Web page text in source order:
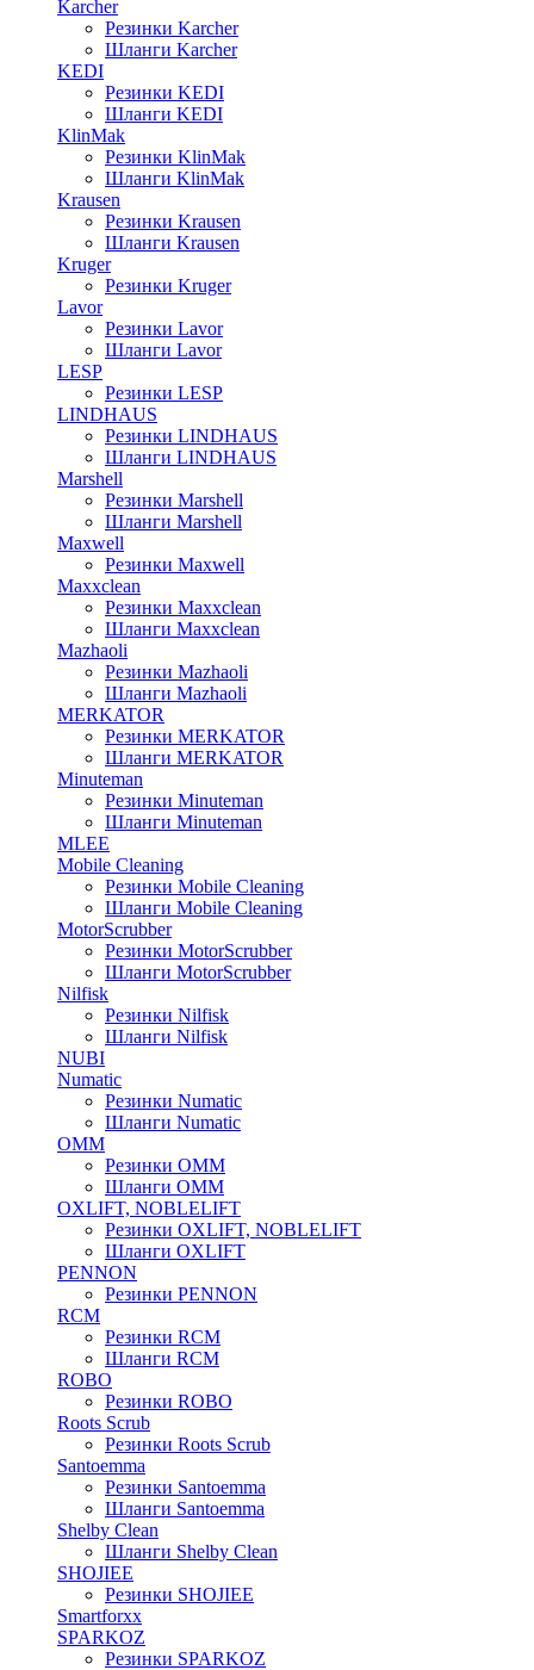
Karcher
Резинки Karcher
Шланги Karcher
KEDI
Резинки KEDI
Шланги KEDI
KlinMak
Резинки KlinMak
Шланги KlinMak
Krausen
Резинки Krausen
Шланги Krausen
Kruger
Резинки Kruger
Lavor
Резинки Lavor
Шланги Lavor
LESP
Резинки LESP
LINDHAUS
Резинки LINDHAUS
Шланги LINDHAUS
Marshell
Резинки Marshell
Шланги Marshell
Maxwell
Резинки Maxwell
Maxxclean
Резинки Maxxclean
Шланги Maxxclean
Mazhaoli
Резинки Mazhaoli
Шланги Mazhaoli
MERKATOR
Резинки MERKATOR
Шланги MERKATOR
Minuteman
Резинки Minuteman
Шланги Minuteman
MLEE
Mobile Cleaning
Резинки Mobile Cleaning
Шланги Mobile Cleaning
MotorScrubber
Резинки MotorScrubber
Шланги MotorScrubber
Nilfisk
Резинки Nilfisk
Шланги Nilfisk
NUBI
Numatic
Резинки Numatic
Шланги Numatic
OMM
Резинки OMM
Шланги OMM
OXLIFT, NOBLELIFT
Резинки OXLIFT, NOBLELIFT
Шланги OXLIFT
PENNON
Резинки PENNON
RCM
Резинки RCM
Шланги RCM
ROBO
Резинки ROBO
Roots Scrub
Резинки Roots Scrub
Santoemma
Резинки Santoemma
Шланги Santoemma
Shelby Clean
Шланги Shelby Clean
SHOJIEE
Резинки SHOJIEE
Smartforxx
SPARKOZ
Резинки SPARKOZ